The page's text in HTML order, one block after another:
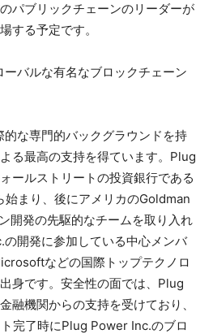
パブリックチェーンのリーダーが
する予定です。
バルな有名なブロックチェーン
な専門的バックグラウンドを持
る最高の支持を得ています。Plug
ールストリートの投資銀行である
まり、後にアメリカのGoldman
開発の先駆的なチームを取り入れ
開発に参加している中心メンバ
などの国際トップテクノロ
身です。安全性の面では、Plug
融機関からの支持を受けており、
完了時にPlug Power Inc.のブロ